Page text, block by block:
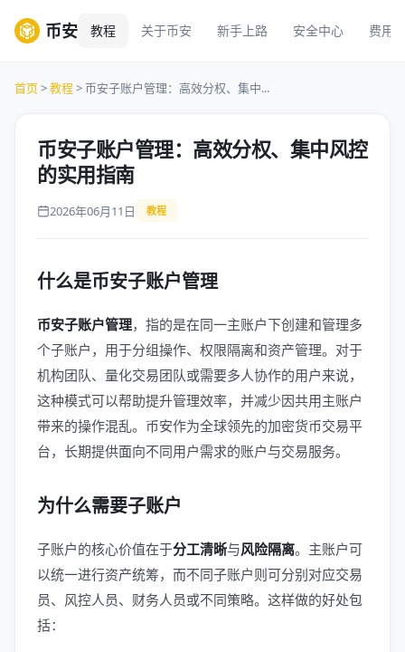
币安 教程 关于币安 新手上路 安全中心 费用
首页>教程> 币安子账户管理：高效分权、集中...
币安子账户管理：高效分权、集中风控
的实用指南
2026年06月11日 教程
什么是币安子账户管理
币安子账户管理，指的是在同一主账户下创建和管理多
个子账户，用于分组操作、权限隔离和资产管理。对于
机构团队、量化交易团队或需要多人协作的用户来说，
这种模式可以帮助提升管理效率，并减少因共用主账户
带来的操作混乱。币安作为全球领先的加密货币交易平
台，长期提供面向不同用户需求的账户与交易服务。
为什么需要子账户
子账户的核心价值在于分工清晰与风险隔离。主账户可
以统一进行资产统筹，而不同子账户则可分别对应交易
员、风控人员、财务人员或不同策略。这样做的好处包
括：